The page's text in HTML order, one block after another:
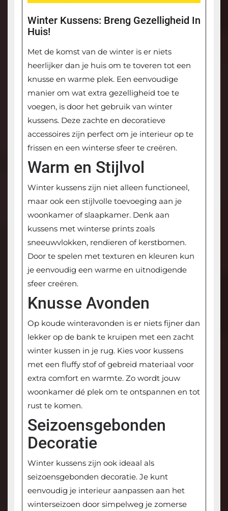
Winter Kussens: Breng Gezelligheid In
Huis!
Met de komst van de winter is er niets
heerlijker dan je huis om te toveren tot een
knusse en warme plek. Een eenvoudige
manier om wat extra gezelligheid toe te
voegen, is door het gebruik van winter
kussens. Deze zachte en decoratieve
accessoires zijn perfect om je interieur op te
frissen en een winterse sfeer te creëren.
Warm en Stijlvol
Winter kussens zijn niet alleen functioneel,
maar ook een stijlvolle toevoeging aan je
woonkamer of slaapkamer. Denk aan
kussens met winterse prints zoals
sneeuwvlokken, rendieren of kerstbomen.
Door te spelen met texturen en kleuren kun
je eenvoudig een warme en uitnodigende
sfeer creëren.
Knusse Avonden
Op koude winteravonden is er niets fijner dan
lekker op de bank te kruipen met een zacht
winter kussen in je rug. Kies voor kussens
met een fluffy stof of gebreid materiaal voor
extra comfort en warmte. Zo wordt jouw
woonkamer dé plek om te ontspannen en tot
rust te komen.
Seizoensgebonden
Decoratie
Winter kussens zijn ook ideaal als
seizoensgebonden decoratie. Je kunt
eenvoudig je interieur aanpassen aan het
winterseizoen door simpelweg je zomerse